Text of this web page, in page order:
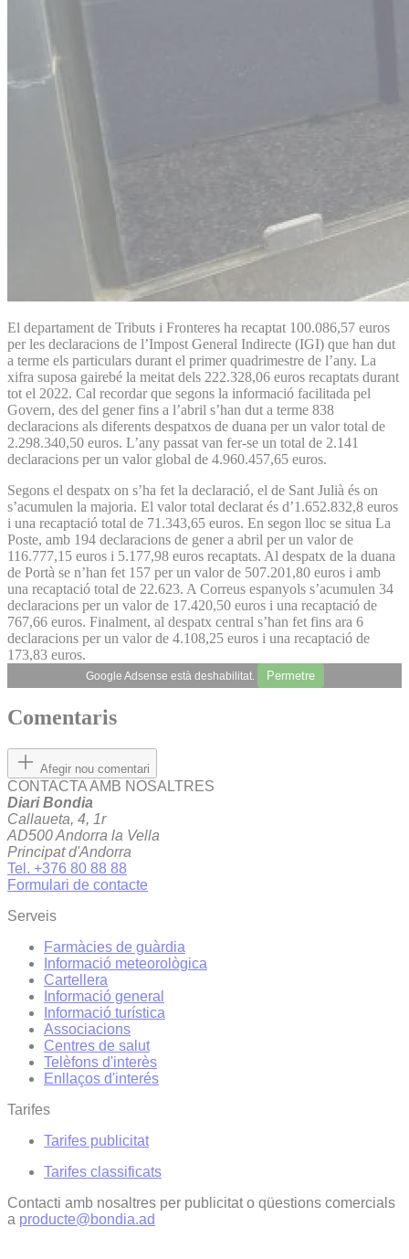
El departament de Tributs i Fronteres ha recaptat 100.086,57 euros
per les declaracions de l’Impost General Indirecte (IGI) que han dut
a terme els particulars durant el primer quadrimestre de l’any. La
xifra suposa gairebé la meitat dels 222.328,06 euros recaptats durant
tot el 2022. Cal recordar que segons la informació facilitada pel
Govern, des del gener fins a l’abril s’han dut a terme 838
declaracions als diferents despatxos de duana per un valor total de
2.298.340,50 euros. L’any passat van fer-se un total de 2.141
declaracions per un valor global de 4.960.457,65 euros.
Segons el despatx on s’ha fet la declaració, el de Sant Julià és on
s’acumulen la majoria. El valor total declarat és d’1.652.832,8 euros
i una recaptació total de 71.343,65 euros. En segon lloc se situa La
Poste, amb 194 declaracions de gener a abril per un valor de
116.777,15 euros i 5.177,98 euros recaptats. Al despatx de la duana
de Portà se n’han fet 157 per un valor de 507.201,80 euros i amb
una recaptació total de 22.623. A Correus espanyols s’acumulen 34
declaracions per un valor de 17.420,50 euros i una recaptació de
767,66 euros. Finalment, al despatx central s’han fet fins ara 6
declaracions per un valor de 4.108,25 euros i una recaptació de
173,83 euros.
Google Adsense està deshabilitat. Permetre
Comentaris
Afegir nou comentari
CONTACTA AMB NOSALTRES
Diari Bondia
Callaueta, 4, 1r
AD500 Andorra la Vella
Principat d'Andorra
Tel. +376 80 88 88
Formulari de contacte
Serveis
Farmàcies de guàrdia
Informació meteorològica
Cartellera
Informació general
Informació turística
Associacions
Centres de salut
Telèfons d'interès
Enllaços d'interés
Tarifes
Tarifes publicitat
Tarifes classificats
Contacti amb nosaltres per publicitat o qüestions comercials
a producte@bondia.ad